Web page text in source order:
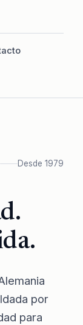
Desde 1979
por
para